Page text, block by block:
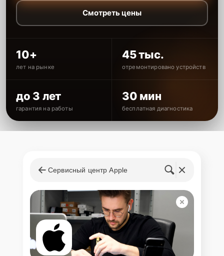
Смотреть цены
10+
лет на рынке
45 тыс.
отремонтировано устройств
до 3 лет
гарантия на работы
30 мин
бесплатная диагностика
Сервисный центр Apple